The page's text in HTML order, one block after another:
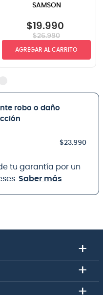
SAMSON
$19.990
$26.990
AGREGAR AL CARRITO
robo o daño
$23.990
tu garantía por un
Saber más
+
+